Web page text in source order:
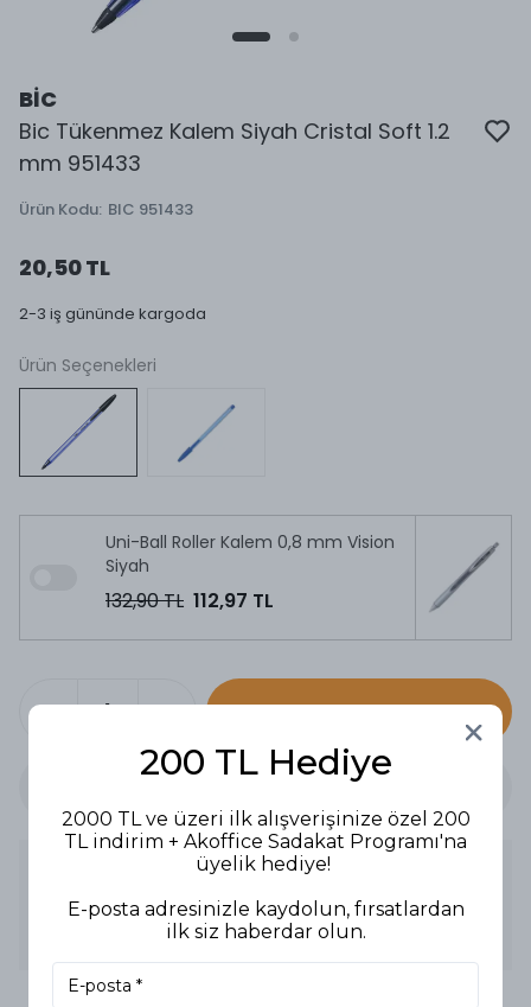
BİC
Bic Tükenmez Kalem Siyah Cristal Soft 1.2
mm 951433
Ürün Kodu: BIC 951433
20,50 TL
2-3 iş gününde kargoda
Ürün Seçenekleri
Uni-Ball Roller Kalem 0,8 mm Vision
Siyah
132,90 TL 112,97 TL
SEPETE EKLE
1.2 mm medium uç
Easy glide mürekkep sistemi ile ekstra yumuşak yazım
İkonik şeffaf gövde, modern tasarım
200 TL Hediye
2000 TL ve üzeri ilk alışverişinize özel 200
TL indirim + Akoffice Sadakat Programı'na
üyelik hediye!
E-posta adresinizle kaydolun, fırsatlardan
ilk siz haberdar olun.